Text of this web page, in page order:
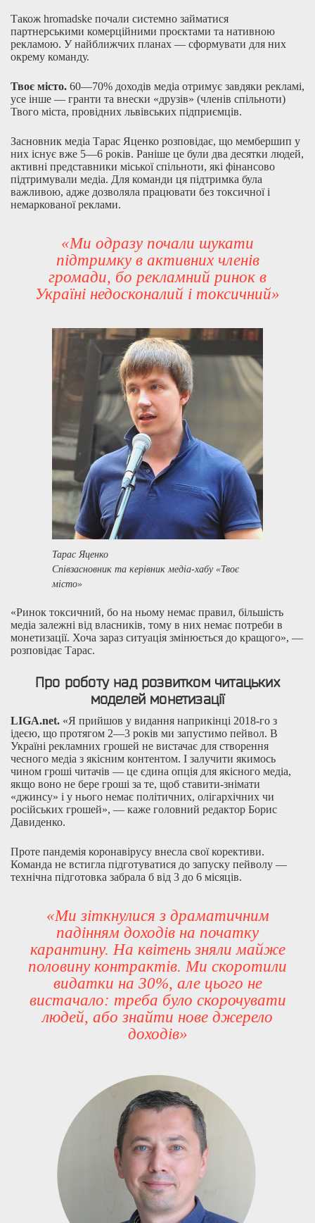
Також hromadske почали системно займатися
партнерськими комерційними проєктами та нативною
рекламою. У найближчих планах — сформувати для них
окрему команду.
Твоє місто. 60—70% доходів медіа отримує завдяки рекламі,
усе інше — гранти та внески «друзів» (членів спільноти)
Твого міста, провідних львівських підприємців.
Засновник медіа Тарас Яценко розповідає, що мембершип у
них існує вже 5—6 років. Раніше це були два десятки людей,
активні представники міської спільноти, які фінансово
підтримували медіа. Для команди ця підтримка була
важливою, адже дозволяла працювати без токсичної і
немаркованої реклами.
«Ми одразу почали шукати
підтримку в активних членів
громади, бо рекламний ринок в
Україні недосконалий і токсичний»
Тарас Яценко
Співзасновник та керівник медіа-хабу «Твоє
місто»
«Ринок токсичний, бо на ньому немає правил, більшість
медіа залежні від власників, тому в них немає потреби в
монетизації. Хоча зараз ситуація змінюється до кращого», —
розповідає Тарас.
Про роботу над розвитком читацьких
моделей монетизації
LIGA.net. «Я прийшов у видання наприкінці 2018-го з
ідеєю, що протягом 2—3 років ми запустимо пейвол. В
Україні рекламних грошей не вистачає для створення
чесного медіа з якісним контентом. І залучити якимось
чином гроші читачів — це єдина опція для якісного медіа,
якщо воно не бере гроші за те, щоб ставити-знімати
«джинсу» і у нього немає політичних, олігархічних чи
російських грошей», — каже головний редактор Борис
Давиденко.
Проте пандемія коронавірусу внесла свої корективи.
Команда не встигла підготуватися до запуску пейволу —
технічна підготовка забрала б від 3 до 6 місяців.
«Ми зіткнулися з драматичним
падінням доходів на початку
карантину. На квітень зняли майже
половину контрактів. Ми скоротили
видатки на 30%, але цього не
вистачало: треба було скорочувати
людей, або знайти нове джерело
доходів»